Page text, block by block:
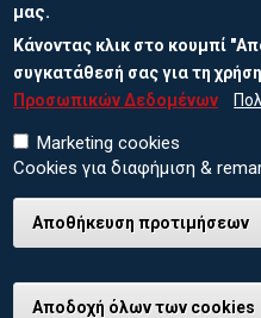
ΕΓΓΡΑΦΗ ΣΤΟ
Μείνετε ενημερωμένοι για τις
μας - εγγραφείτε στο
© 2026
Πολιτική χρήσης
μας.
Κάνοντας κλικ στο κουμπί
συγκατάθεσή σας για τη
Προσωπικών Δεδομένων
Marketing cookies
Cookies για διαφήμιση &
Αποθήκευση προτιμήσεων
Αποδοχή όλων των cookies